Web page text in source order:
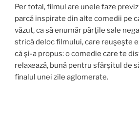
Per total, filmul are unele faze
parcă inspirate din alte comedii pe
văzut, ca să enumăr părţile sale
strică deloc filmului, care reuşeşte
că şi-a propus: o comedie care te
relaxează, bună pentru sfârşitul de
finalul unei zile aglomerate.